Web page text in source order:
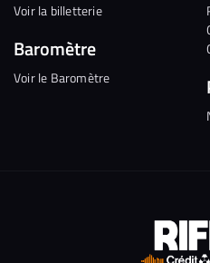
Voir la billetterie
Baromètre
Voir le Baromètre